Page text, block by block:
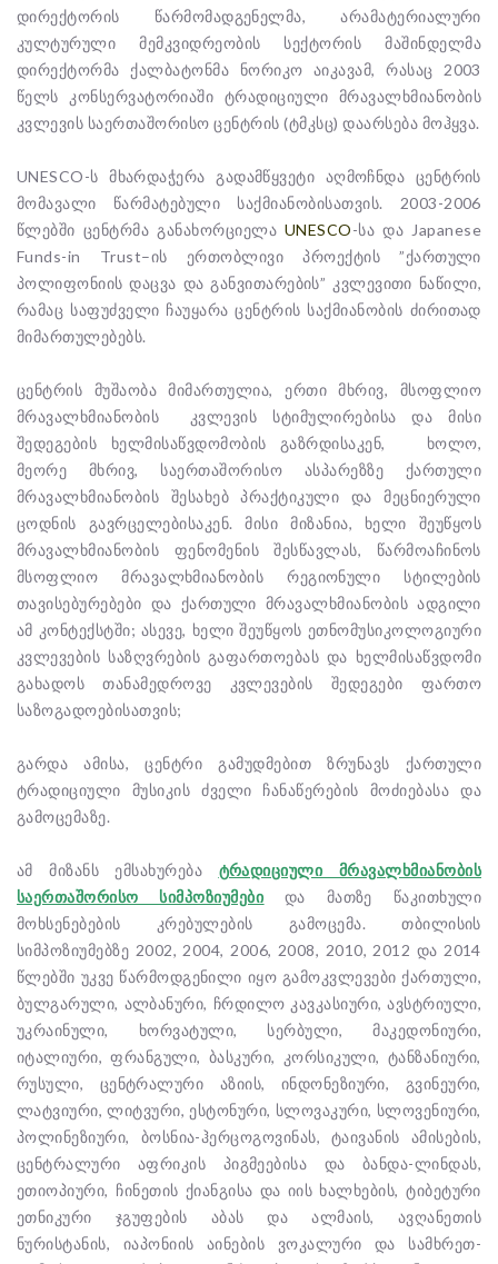
დირექტორის წარმომადგენელმა, არამატერიალური
კულტურული მემკვიდრეობის სექტორის მაშინდელმა
დირექტორმა ქალბატონმა ნორიკო აიკავამ, რასაც 2003
წელს კონსერვატორიაში ტრადიციული მრავალხმიანობის
კვლევის საერთაშორისო ცენტრის (ტმკსც) დაარსება მოჰყვა.
UNESCO-ს მხარდაჭერა გადამწყვეტი აღმოჩნდა ცენტრის
მომავალი წარმატებული საქმიანობისათვის. 2003-2006
წლებში ცენტრმა განახორციელა UNESCO-სა და Japanese
Funds-in Trust–ის ერთობლივი პროექტის ”ქართული
პოლიფონიის დაცვა და განვითარების” კვლევითი ნაწილი,
რამაც საფუძველი ჩაუყარა ცენტრის საქმიანობის ძირითად
მიმართულებებს.
ცენტრის მუშაობა მიმართულია, ერთი მხრივ, მსოფლიო
მრავალხმიანობის კვლევის სტიმულირებისა და მისი
შედეგების ხელმისაწვდომობის გაზრდისაკენ, ხოლო,
მეორე მხრივ, საერთაშორისო ასპარეზზე ქართული
მრავალხმიანობის შესახებ პრაქტიკული და მეცნიერული
ცოდნის გავრცელებისაკენ. მისი მიზანია, ხელი შეუწყოს
მრავალხმიანობის ფენომენის შესწავლას, წარმოაჩინოს
მსოფლიო მრავალხმიანობის რეგიონული სტილების
თავისებურებები და ქართული მრავალხმიანობის ადგილი
ამ კონტექსტში; ასევე, ხელი შეუწყოს ეთნომუსიკოლოგიური
კვლევების საზღვრების გაფართოებას და ხელმისაწვდომი
გახადოს თანამედროვე კვლევების შედეგები ფართო
საზოგადოებისათვის;
გარდა ამისა, ცენტრი გამუდმებით ზრუნავს ქართული
ტრადიციული მუსიკის ძველი ჩანაწერების მოძიებასა და
გამოცემაზე.
ამ მიზანს ემსახურება
ტრადიციული მრავალხმიანობის
საერთაშორისო სიმპოზიუმები და მათზე წაკითხული
მოხსენებების კრებულების გამოცემა. თბილისის
სიმპოზიუმებზე 2002, 2004, 2006, 2008, 2010, 2012 და 2014
წლებში უკვე წარმოდგენილი იყო გამოკვლევები ქართული,
ბულგარული, ალბანური, ჩრდილო კავკასიური, ავსტრიული,
უკრაინული, ხორვატული, სერბული, მაკედონიური,
იტალიური, ფრანგული, ბასკური, კორსიკული, ტანზანიური,
რუსული, ცენტრალური აზიის, ინდონეზიური, გვინეური,
ლატვიური, ლიტვური, ესტონური, სლოვაკური, სლოვენიური,
პოლინეზიური, ბოსნია-ჰერცოგოვინას, ტაივანის ამისების,
ცენტრალური აფრიკის პიგმეებისა და ბანდა-ლინდას,
ეთიოპიური, ჩინეთის ქიანგისა და იის ხალხების, ტიბეტური
ეთნიკური ჯგუფების აბას და ალმაის, ავღანეთის
ნურისტანის, იაპონიის აინების ვოკალური და სამხრეთ-